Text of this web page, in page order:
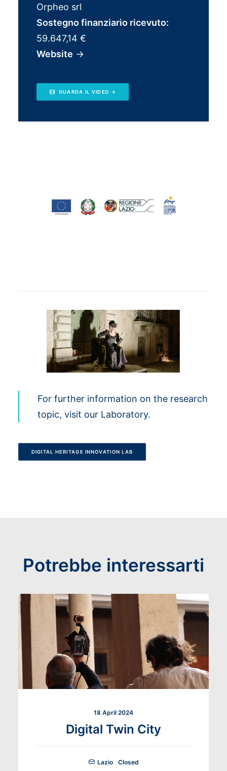
Orpheo srl
Sostegno finanziario ricevuto:
59.647,14 €
Website →
GUARDA IL VIDEO →
For further information on the research
topic, visit our Laboratory.
DIGITAL HERITAGE INNOVATION LAB
Potrebbe interessarti
18 April 2024
Digital Twin City
Lazio Closed